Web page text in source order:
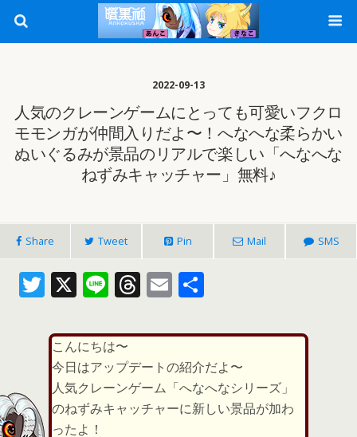
2022-09-13
人気のクレーンゲームにとっても可愛いフクロ
モモンガが仲間入りだよ〜！へなへな柔らかい
ぬいぐるみが景品のリアルで楽しい「へなへな
ねずみキャッチャー」無料♪
Share Tweet Pin Mail SMS
T
itt
er
X Li
e
T
re
a
d
s
E
ai
l
こんにちは〜
今日はアップデートの紹介だよ〜
人気クレーンゲーム「へなへなシリーズ」
のねずみキャッチャーに新しい景品が加わ
ったよ！